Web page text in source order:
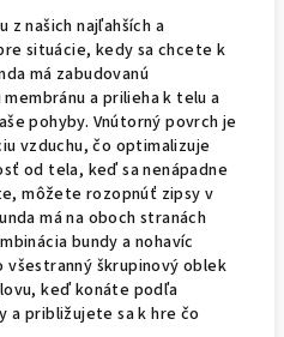
z našich najľahších a
situácie, kedy sa chcete k
má zabudovanú
a prilieha k telu a
pohyby. Vnútorný povrch je
vzduchu, čo optimalizuje
od tela, keď sa nenápadne
môžete rozopnúť zipsy v
má na oboch stranách
bundy a nohavíc
všestranný škrupinový oblek
keď konáte podľa
a približujete sa k hre čo